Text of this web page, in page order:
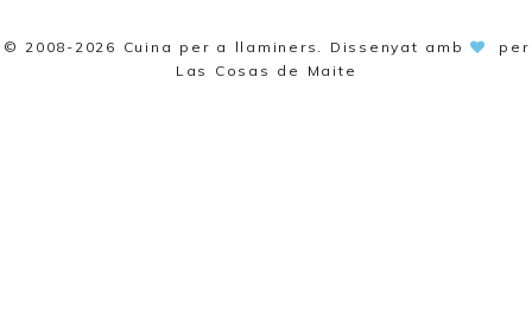
© 2008-2026 Cuina per a llaminers . Dissenyat amb
per
Las Cosas de Maite